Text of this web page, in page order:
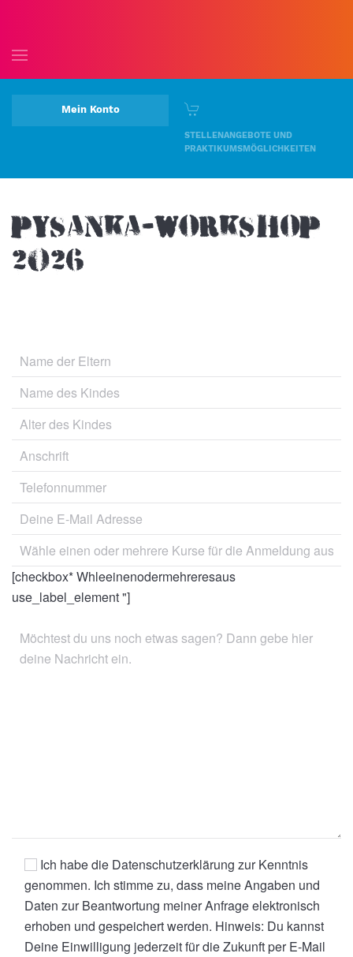
Mein Konto
STELLENANGEBOTE UND
PRAKTIKUMSMÖGLICHKEITEN
PYSANKA-WORKSHOP
2026
[checkbox* Whleeinenodermehreresaus
use_label_element "]
Ich habe die Datenschutzerklärung zur Kenntnis
genommen. Ich stimme zu, dass meine Angaben und
Daten zur Beantwortung meiner Anfrage elektronisch
erhoben und gespeichert werden. Hinweis: Du kannst
Deine Einwilligung jederzeit für die Zukunft per E-Mail